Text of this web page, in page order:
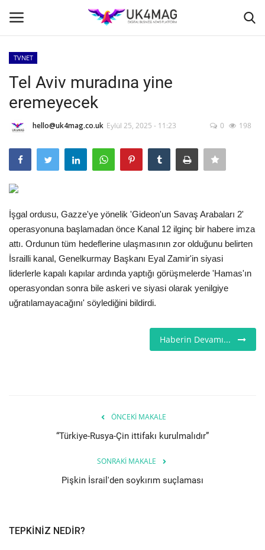
Ana Sayfa
İş Platformu
TVNET
TOPLUM
Londra
İş İlanları
Seri İlanlar
Kültür - Sanat
Restoranlar
TVNET
Tel Aviv muradına yine
eremeyecek
hello@uk4mag.co.uk Eylül 25, 2025 - 11:23 0 198
İşgal ordusu, Gazze'ye yönelik 'Gideon'un Savaş Arabaları 2'
operasyonuna başlamadan önce Kanal 12 ilginç bir habere imza
attı. Ordunun tüm hedeflerine ulaşmasının zor olduğunu belirten
İsrailli kanal, Genelkurmay Başkanı Eyal Zamir'in siyasi
liderlerle kapalı kapılar ardında yaptığı görüşmelerde 'Hamas'ın
operasyondan sonra bile askeri ve siyasi olarak yenilgiye
uğratılamayacağını' söylediğini bildirdi.
Haberin Devamı...
ÖNCEKI MAKALE
“Türkiye-Rusya-Çin ittifakı kurulmalıdır”
SONRAKI MAKALE
Pişkin İsrail'den soykırım suçlaması
TEPKINIZ NEDIR?